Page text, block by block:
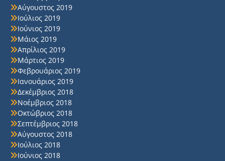
Αύγουστος 2019
Ιούλιος 2019
Ιούνιος 2019
Μάιος 2019
Απρίλιος 2019
Μάρτιος 2019
Φεβρουάριος 2019
Ιανουάριος 2019
Δεκέμβριος 2018
Νοέμβριος 2018
Οκτώβριος 2018
Σεπτέμβριος 2018
Αύγουστος 2018
Ιούλιος 2018
Ιούνιος 2018